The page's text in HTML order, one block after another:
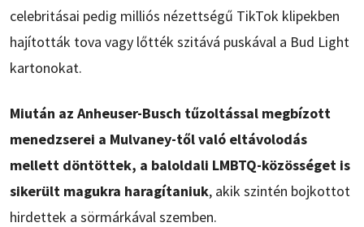
celebritásai pedig milliós nézettségű TikTok klipekben
hajították tova vagy lőtték szitává puskával a Bud Light
kartonokat.
Miután az Anheuser-Busch tűzoltással megbízott
menedzserei a Mulvaney-től való eltávolodás
mellett döntöttek, a baloldali LMBTQ-közösséget is
sikerült magukra haragítaniuk, akik szintén bojkottot
hirdettek a sörmárkával szemben.